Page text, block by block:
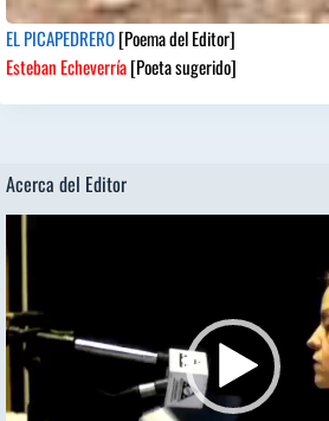
EL PICAPEDRERO[Poema del Editor]
Esteban Echeverría[Poeta sugerido]
Acerca del Editor
de
vídeo